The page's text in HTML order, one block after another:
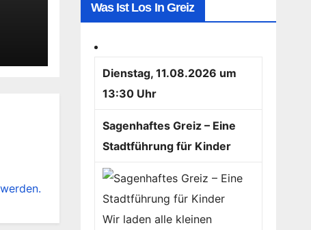
Was Ist Los In Greiz
Dienstag, 11.08.2026 um
13:30 Uhr
Sagenhaftes Greiz – Eine
Stadtführung für Kinder
Wir laden alle kleinen